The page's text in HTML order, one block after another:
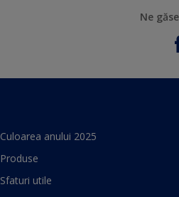
Ne
Culoarea anului 2025
Produse
Sfaturi utile